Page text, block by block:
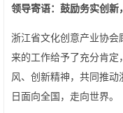
领导寄语：鼓励务实创新
浙江省文化创意产业协
来的工作给予了充分肯
风、创新精神，共同推
日面向全国，走向世界。